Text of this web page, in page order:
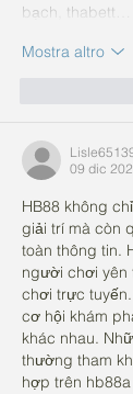
bạch, thabett…
Mostra altro
09 dic
HB88 không
giải trí mà còn
toàn thông tin.
người chơi yên
chơi trực
cơ hội khám
khác nhau.
thường tham
hợp trên